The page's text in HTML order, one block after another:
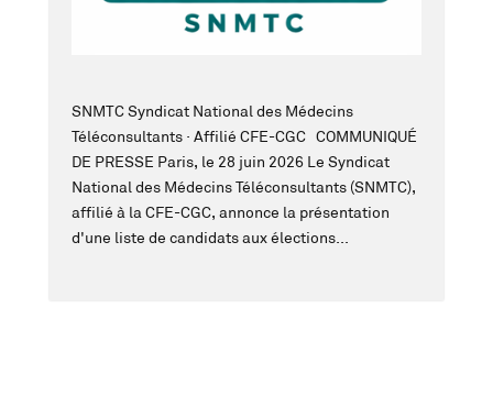
SNMTC Syndicat National des Médecins
Téléconsultants · Affilié CFE-CGC COMMUNIQUÉ
DE PRESSE Paris, le 28 juin 2026 Le Syndicat
National des Médecins Téléconsultants (SNMTC),
affilié à la CFE-CGC, annonce la présentation
d'une liste de candidats aux élections...